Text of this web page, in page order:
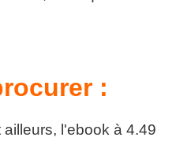
:
l'ebook à 4.49